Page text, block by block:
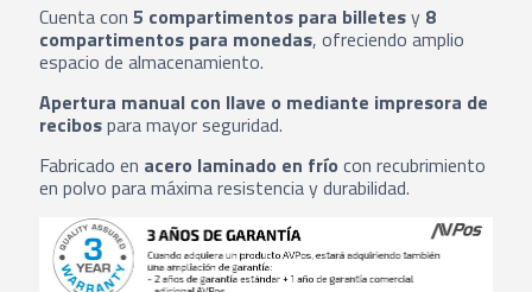
Cuenta con 5 compartimentos para billetesy 8
compartimentos para monedas, ofreciendo amplio
espacio de almacenamiento.
Apertura manual con llave o mediante impresora de
recibospara mayor seguridad.
Fabricado en acero laminado en frío con recubrimiento
en polvo para máxima resistencia y durabilidad.